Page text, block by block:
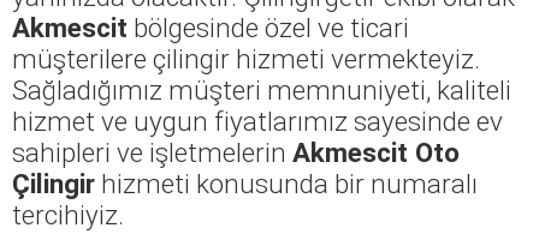
Akmescit bölgesinde özel ve ticari
müşterilere çilingir hizmeti vermekteyiz.
Sağladığımız müşteri memnuniyeti, kaliteli
hizmet ve uygun fiyatlarımız sayesinde ev
sahipleri ve işletmelerin Akmescit Oto
Çilingir hizmeti konusunda bir numaralı
tercihiyiz.